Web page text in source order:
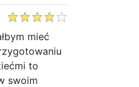
mieć
to
swoim